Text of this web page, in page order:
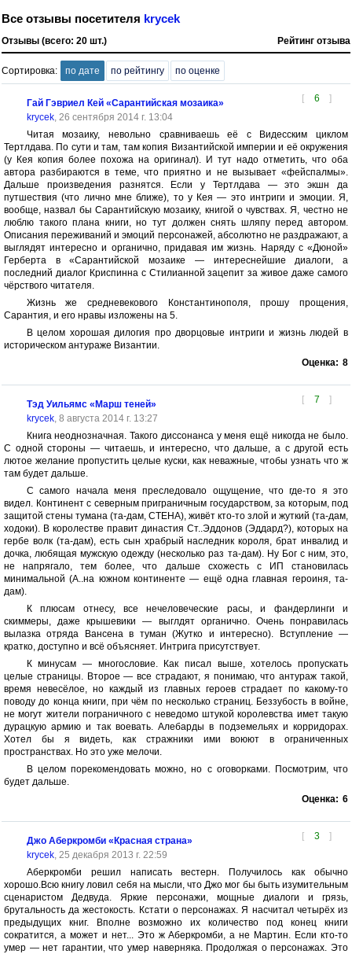
Все отзывы посетителя krycek
Отзывы (всего: 20 шт.) Рейтинг отзыва
Сортировка: по дате по рейтингу по оценке
[ 6 ]
Гай Гэвриел Кей «Сарантийская мозаика»
krycek, 26 сентября 2014 г. 13:04
Читая мозаику, невольно сравниваешь её с Видесским циклом
Тертлдава. По сути и там, там копия Византийской империи и её окружения
(у Кея копия более похожа на оригинал). И тут надо отметить, что оба
автора разбираются в теме, что приятно и не вызывает «фейспалмы».
Дальше произведения разнятся. Если у Тертлдава — это экшн да
путшествия (что лично мне ближе), то у Кея — это интриги и эмоции. Я,
вообще, назвал бы Сарантийскую мозаику, книгой о чувствах. Я, честно не
люблю такого плана книги, но тут должен снять шляпу перед автором.
Описания переживаний и эмоций персонажей, абсолютно не раздражают, а
выглядят интересно и органично, придавая им жизнь. Наряду с «Дюной»
Герберта в «Сарантийской мозаике — интереснейшие диалоги, а
последний диалог Криспинна с Стилианной зацепит за живое даже самого
чёрствого читателя.
Жизнь же средневекового Константинополя, прошу прощения,
Сарантия, и его нравы изложены на 5.
В целом хорошая дилогия про дворцовые интриги и жизнь людей в
историческом антураже Византии.
Оценка: 8
[ 7 ]
Тэд Уильямс «Марш теней»
krycek, 8 августа 2014 г. 13:27
Книга неоднозначная. Такого диссонанса у меня ещё никогда не было.
С одной стороны — читаешь, и интересно, что дальше, а с другой есть
лютое желание пропустить целые куски, как неважные, чтобы узнать что ж
там будет дальше.
С самого начала меня преследовало ощущение, что где-то я это
видел. Континент с северным приграничным государством, за которым, под
защитой стены тумана (та-дам, СТЕНА), живёт кто-то злой и жуткий (та-дам,
ходоки). В королестве правит династия Ст..Эддонов (Эддард?), которых на
гербе волк (та-дам), есть сын храбрый наследник короля, брат инвалид и
дочка, любящая мужскую одежду (несколько раз та-дам). Ну Бог с ним, это,
не напрягало, тем более, что дальше схожесть с ИП становилась
минимальной (А..на южном континенте — ещё одна главная героиня, та-
дам).
К плюсам отнесу, все нечеловеческие расы, и фандерлинги и
скиммеры, даже крышевики — выглдят органично. Очень понравилась
вылазка отряда Вансена в туман (Жутко и интересно). Вступление —
кратко, доступно и всё объясняет. Интрига присутствует.
К минусам — многословие. Как писал выше, хотелось пропускать
целые страницы. Второе — все страдают, я понимаю, что антураж такой,
время невесёлое, но каждый из главных героев страдает по какому-то
поводу до конца книги, при чём по несколько страниц. Беззубость в войне,
не могут жители пограничного с неведомо штукой королевства имет такую
дурацкую армию и так воевать. Алебарды в подземельях и корридорах.
Хотел бы я видеть, как стражники ими воюют в ограниченных
пространствах. Но это уже мелочи.
В целом порекомендовать можно, но с оговорками. Посмотрим, что
будет дальше.
Оценка: 6
[ 3 ]
Джо Аберкромби «Красная страна»
krycek, 25 декабря 2013 г. 22:59
Аберкромби решил написать вестерн. Получилось как обычно
хорошо.Всю книгу ловил себя на мысли, что Джо мог бы быть изумительным
сценаристом Дедвуда. Яркие персонажи, мощные диалоги и грязь,
брутальность да жестокость. Кстати о персонажах. Я насчитал четырёх из
предыдущих книг. Вполне возможно их количество под конец книги
сократится, а может и нет... Это ж Аберкромби, а не Мартин. Если кто-то
умер — нет гарантии, что умер наверняка. Продолжая о персонажах. Это